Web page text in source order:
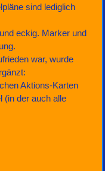
sind lediglich
eckig. Marker und
war, wurde
Aktions-Karten
(in der auch alle